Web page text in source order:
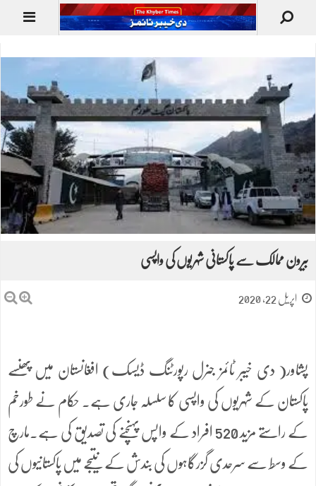
بیرون ممالک سے پاکستانی شہریوں کی واپسی
اپریل 22, 2020
پشاور( دی خیبر ٹائمز جنرل رپورٹنگ ڈیسک) افغانستان میں پھنسے
پاکستان کے شہریوں کی واپسی کا سلسلہ جاری ہے۔ حکام نے طورخم
کے راستے مزید 520 افراد کے واپس پہنچنے کی تصدیق کی ہے۔مارچ
کے وسط سے سرحدی گزرگاہوں کی بندش کے نتیجے میں پاکستانیوں کی